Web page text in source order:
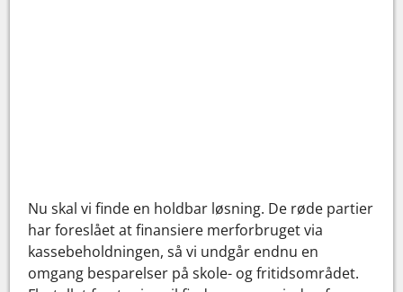
Nu skal vi finde en holdbar løsning. De røde partier
har foreslået at finansiere merforbruget via
kassebeholdningen, så vi undgår endnu en
omgang besparelser på skole- og fritidsområdet.